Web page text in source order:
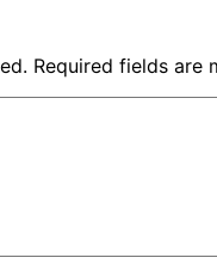
Required fields are